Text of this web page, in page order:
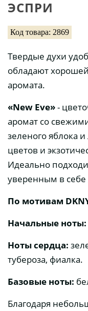
ЭСПРИ
Код товара: 2869
Твердые духи
обладают
аромата.
«New Eve»-
аромат со
зеленого яблока
цветов и
Идеально
уверенным в
По мотивам
Начальные ноты:
Ноты сердца:
тубероза, фиалка.
Базовые ноты:
Благодаря